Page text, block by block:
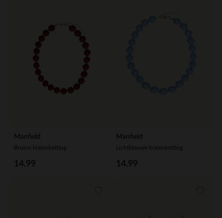
Manfield
Bruine kralenketting
14.99
Manfield
Lichtblauwe kralenketting
14.99